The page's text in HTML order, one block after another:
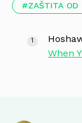
ZAŠTITA OD
When